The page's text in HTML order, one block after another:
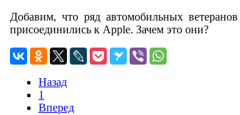
Добавим, что ряд автомобильных
присоединились к Apple. Зачем это они?
Назад
1
Вперед